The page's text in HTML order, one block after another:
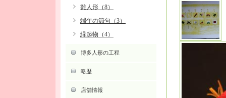
雛人形（8）
端午の節句（3）
縁起物（4）
博多人形の工程
略歴
店舗情報